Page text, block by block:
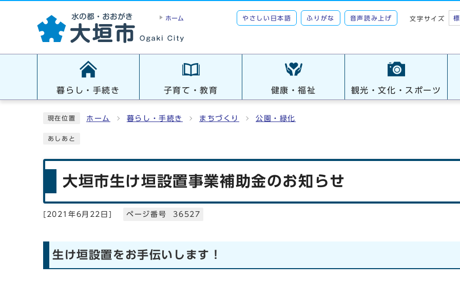
ホーム やさしい日本語 ふりがな 音声読み上げ 文字サイズ
暮らし・手続き 子育て・教育 健康・福祉 観光・文化・スポーツ
現在位置 ホーム 暮らし・手続き まちづくり 公園・緑化
あしあと
大垣市生け垣設置事業補助金のお知らせ
2021年6月22日 ページ番号 36527
生け垣設置をお手伝いします！